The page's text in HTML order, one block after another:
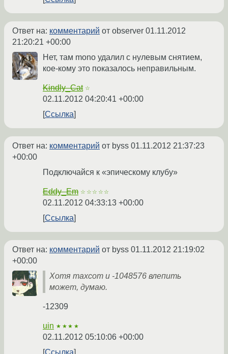
Ответ на: комментарий от observer 01.11.2012
21:20:21 +00:00
Нет, там mono удалил с нулевым снятием,
кое-кому это показалось неправильным.
Kindly_Cat ☆
02.11.2012 04:20:41 +00:00
Ссылка
Ответ на: комментарий от byss 01.11.2012 21:37:23
+00:00
Подключайся к «эпическому клубу»
Eddy_Em ☆☆☆☆☆
02.11.2012 04:33:13 +00:00
Ссылка
Ответ на: комментарий от byss 01.11.2012 21:19:02
+00:00
Хотя maxcom и -1048576 влепить
может, думаю.
-12309
uin ★★★★
02.11.2012 05:10:06 +00:00